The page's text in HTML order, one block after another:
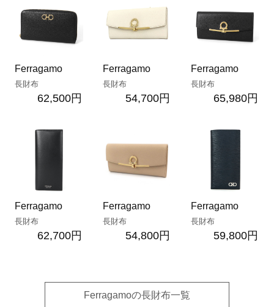
Ferragamo
長財布
62,500円
Ferragamo
長財布
54,700円
Ferragamo
長財布
65,980円
Ferragamo
長財布
62,700円
Ferragamo
長財布
54,800円
Ferragamo
長財布
59,800円
Ferragamoの長財布一覧